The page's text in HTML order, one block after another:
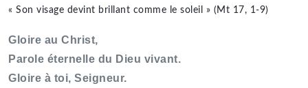
« Son visage devint brillant comme le soleil » (Mt 17, 1-9)
Gloire au Christ,
Parole éternelle du Dieu vivant.
Gloire à toi, Seigneur.